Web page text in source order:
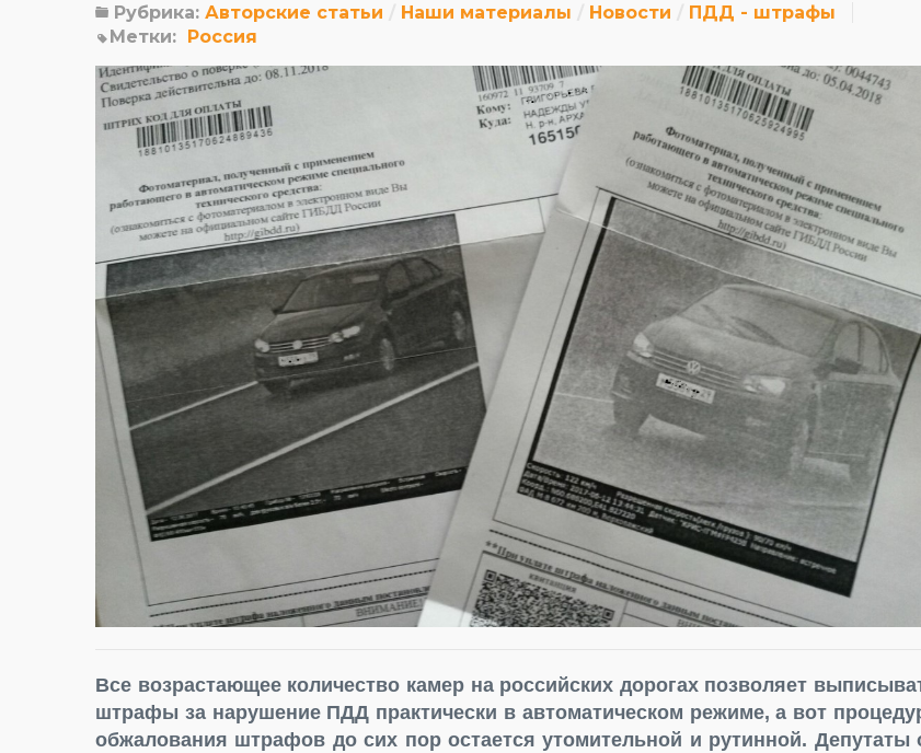
Рубрика: Авторские статьи Наши материалы Новости
ПДД - штрафы
Метки: Россия
Все возрастающее количество камер на российских дорогах позволяет
штрафы за нарушение ПДД практически в автоматическом режиме, а вот
обжалования штрафов до сих пор остается утомительной и рутинной. Депутаты